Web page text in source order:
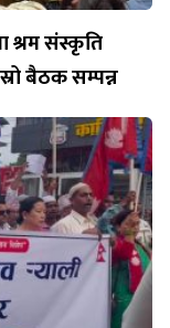
श्रम संस्कृति
बैठक सम्पन्न